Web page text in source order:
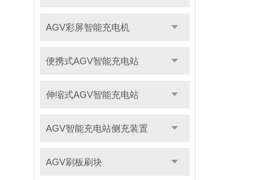
AGV彩屏智能充电机
便携式AGV智能充电站
伸缩式AGV智能充电站
AGV智能充电站侧充装置
AGV刷板刷块